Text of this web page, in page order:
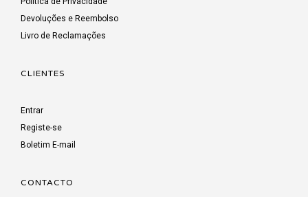
Devoluções e Reembolso
Livro de Reclamações
CLIENTES
Entrar
Registe-se
Boletim E-mail
CONTACTO